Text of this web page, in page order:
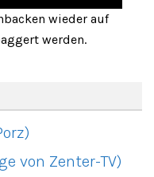
wieder auf
werden.
von Zenter-TV)